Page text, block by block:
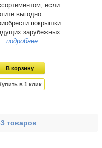
если
выгодно
покрышки
зарубежных
подробнее
товаров